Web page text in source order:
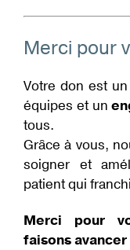
Merci pour
Votre don est un
équipes et un
tous.
Grâce à vous,
soigner et
patient qui
Merci pour
faisons